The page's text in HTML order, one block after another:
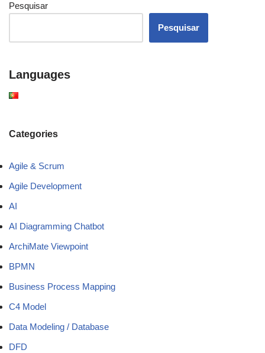
Pesquisar
Pesquisar
Languages
Categories
Agile & Scrum
Agile Development
AI
AI Diagramming Chatbot
ArchiMate Viewpoint
BPMN
Business Process Mapping
C4 Model
Data Modeling / Database
DFD